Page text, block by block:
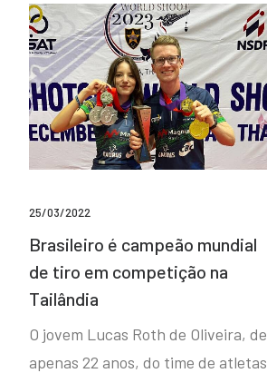
25/03/2022
Brasileiro é campeão mundial
de tiro em competição na
Tailândia
O jovem Lucas Roth de Oliveira, de
apenas 22 anos, do time de atletas